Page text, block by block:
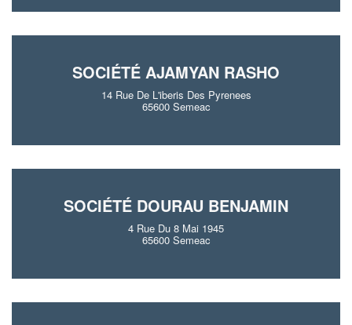
SOCIÉTÉ AJAMYAN RASHO
14 Rue De L'iberis Des Pyrenees
65600 Semeac
SOCIÉTÉ DOURAU BENJAMIN
4 Rue Du 8 Mai 1945
65600 Semeac